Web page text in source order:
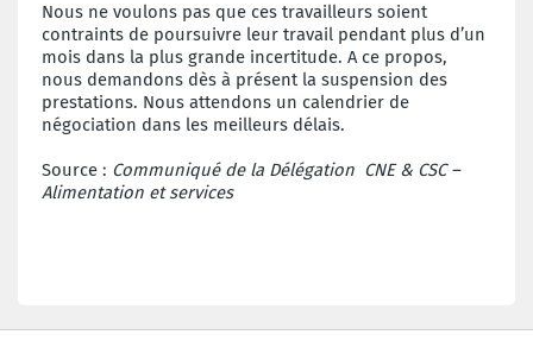
Nous ne voulons pas que ces travailleurs soient
contraints de poursuivre leur travail pendant plus d’un
mois dans la plus grande incertitude. A ce propos,
nous demandons dès à présent la suspension des
prestations. Nous attendons un calendrier de
négociation dans les meilleurs délais.
Source : Communiqué de la Délégation CNE & CSC –
Alimentation et services